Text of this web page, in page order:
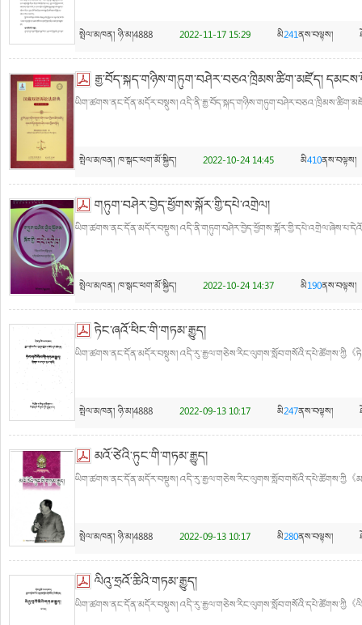
སྤེལ་མཁན། ཉི་མ།4888 2022-11-17 15:29 མི241ནས་བལྟས།
རྒྱ་བོད་སྐད་གཉིས་གཏུག་བཤེར་བཅའ་ཁྲིམས་ཚིག་མཛོད།
ཡིག་ཚགས་ནང་དོན་མདོར་བསྡུས།
སྤེལ་མཁན། ཁ་སྒང་ཕག་མོ་སྐྱིད། 2022-10-24 14:45 མི410ནས་བལྟས།
གཏུག་བཤེར་བྱེད་ཕྱོགས་སྐོར་གྱི་དཔེ་འགྲེལ།
ཡིག་ཚགས་ནང་དོན་མདོར་བསྡུས།
སྤེལ་མཁན། ཁ་སྒང་ཕག་མོ་སྐྱིད། 2022-10-24 14:37 མི190ནས་བལྟས།
ཏེང་ཞའོ་ཕིང་གི་གཏམ་རྒྱུད།
ཡིག་ཚགས་ནང་དོན་མདོར་བསྡུས། འདི་རུ་རྒྱལ་གཅེས་རིང་ལུགས་སློབ་གསོའི་དཔེ་ཚོགས་ཀྱི《
སྤེལ་མཁན། ཉི་མ།4888 2022-09-13 10:17 མི247ནས་བལྟས།
མའོ་ཙེའི་ཏུང་གི་གཏམ་རྒྱུད།
ཡིག་ཚགས་ནང་དོན་མདོར་བསྡུས། འདི་རུ་རྒྱལ་གཅེས་རིང་ལུགས་སློབ་གསོའི་དཔེ་ཚོགས་ཀྱི《
སྤེལ་མཁན། ཉི་མ།4888 2022-09-13 10:17 མི280ནས་བལྟས།
ལིའུ་ཧྲའོ་ཆིའི་གཏམ་རྒྱུད།
ཡིག་ཚགས་ནང་དོན་མདོར་བསྡུས། འདི་རུ་རྒྱལ་གཅེས་རིང་ལུགས་སློབ་གསོའི་དཔེ་ཚོགས་ཀྱི《